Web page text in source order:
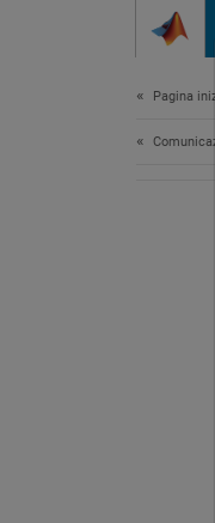
Pagina